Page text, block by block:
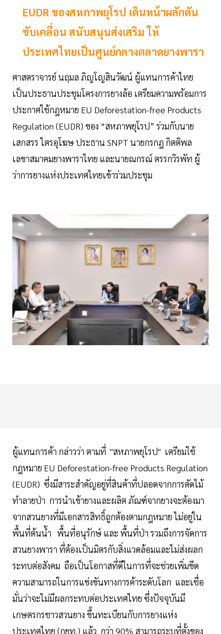
EUDR ของสหภาพยุโรป เดินหน้าผลักดัน
ขับเคลื่อน สนับสนุนส่งเสริม ให้
ประเทศไทยเป็นศูนย์กลางตลาดยางพารา
ศาสตราจารย์ นฤมล ภิญโญสินวัฒน์ ผู้แทนการค้าไทย
เป็นประธานประชุมโครงการยางล้อ เตรียมความพร้อมการ
ประกาศใช้กฎหมาย EU Deforestation-free Products
Regulation (EUDR) ของ “สหภาพยุโรป” ร่วมกับนาย
เสกสรร ไตรอุโฆษ ประธาน SNPT นายกรกฎ กิตติพล
เลขาสมาคมยางพาราไทย และนายณกรณ์ ตรรกวิรพัท ผู้
ว่าการยางแห่งประเทศไทยเข้าร่วมประชุม
ผู้แทนการค้า กล่าวว่า ตามที่ "สหภาพยุโรป" เตรียมใช้
กฎหมาย EU Deforestation-free Products Regulation
(EUDR) ซึ่งมีสาระสำคัญอยู่ที่สินค้าที่ปลอดจากการตัดไม้
ทำลายป่า การนำเข้ายางและผลิต ภัณฑ์จากยางจะต้องมา
จากสวนยางที่มีเอกสารสิทธิ์ถูกต้องตามกฎหมาย ไม่อยู่ใน
พื้นที่ต้นน้ำ พื้นที่อนุรักษ์ และ พื้นที่ป่า รวมถึงการจัดการ
สวนยางพารา ที่ต้องเป็นมิตรกับสิ่งแวดล้อมและไม่ส่งผลก
ระทบต่อสังคม ถือเป็นโอกาสที่ดีในการที่จะช่วยเพิ่มขีด
ความสามารถในการแข่งขันทางการค้าระดับโลก และเชื่อ
มั่นว่าจะไม่มีผลกระทบต่อประเทศไทย ซึ่งปัจจุบันมี
เกษตรกรชาวสวนยาง ขึ้นทะเบียนกับการยางแห่ง
ประเทศไทย (กยท.) แล้ว กว่า 90% สามารถระบุที่ตั้งของ